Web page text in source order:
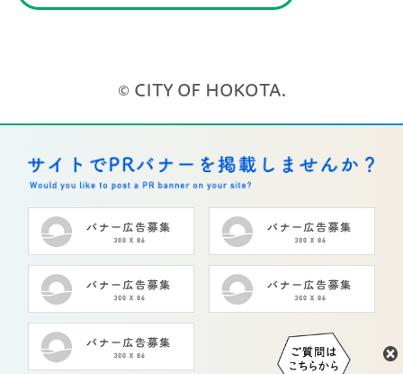
© CITY OF HOKOTA.